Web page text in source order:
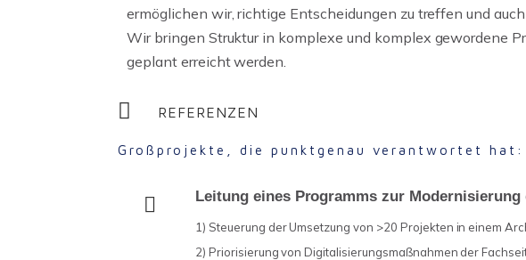
ermöglichen wir, richtige Entscheidungen zu treffen und
Wir bringen Struktur in komplexe und komplex gewordene
geplant erreicht werden.
REFERENZEN
Großprojekte, die punktgenau verantwortet hat:
Leitung eines Programms zur
1) Steuerung der Umsetzung von >20 Projekten in einem
2) Priorisierung von Digitalisierungsmaßnahmen der